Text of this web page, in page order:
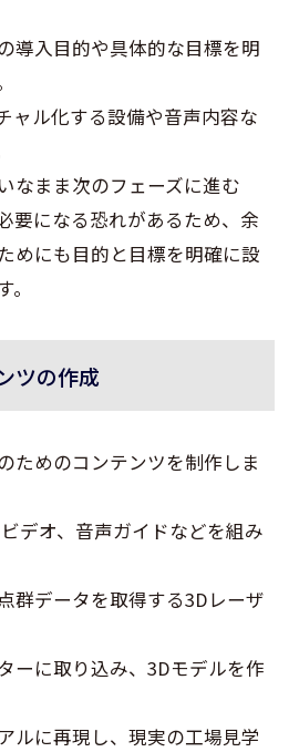
導入目的や具体的な目標を明
ャル化する設備や音声内容な
なまま次のフェーズに進む
要になる恐れがあるため、余
めにも目的と目標を明確に設
ツの作成
ためのコンテンツを制作しま
デオ、音声ガイドなどを組み
群データを取得する3Dレーザ
ーに取り込み、3Dモデルを作
ルに再現し、現実の工場見学